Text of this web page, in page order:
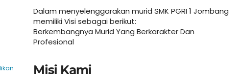
Dalam menyelenggarakan murid SMK PGRI 1 Jombang
memiliki Visi sebagai berikut:
Berkembangnya Murid Yang Berkarakter Dan
Profesional
Misi Kami